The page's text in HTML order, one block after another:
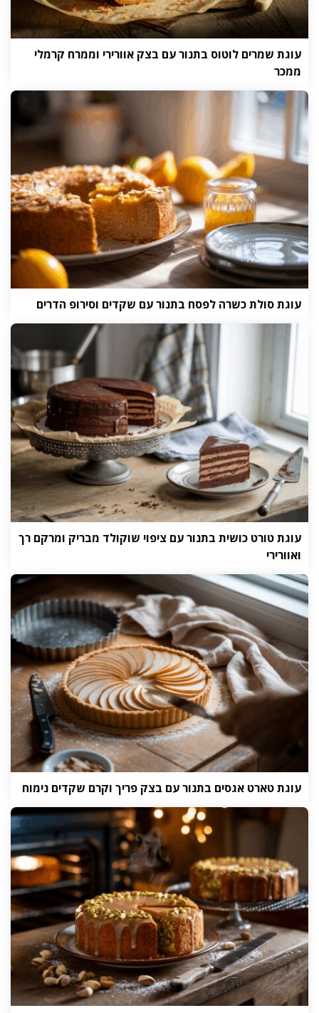
עוגת שמרים לוטוס בתנור עם בצק אוורירי וממרח קרמלי
ממכר
עוגת סולת כשרה לפסח בתנור עם שקדים וסירופ הדרים
עוגת טורט כושית בתנור עם ציפוי שוקולד מבריק ומרקם רך
ואוורירי
עוגת טארט אגסים בתנור עם בצק פריך וקרם שקדים נימוח